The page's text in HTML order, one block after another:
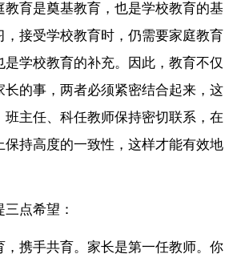
教育是奠基教育，也是学校教育的基
，接受学校教育时，仍需要家庭教育
是学校教育的补充。因此，教育不仅
长的事，两者必须紧密结合起来，这
班主任、科任教师保持密切联系，在
保持高度的一致性，这样才能有效地
点希望：
，携手共育。家长是第一任教师。你